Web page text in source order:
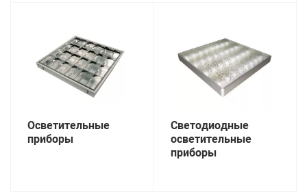
Осветительные
приборы
Светодиодные
осветительные
приборы